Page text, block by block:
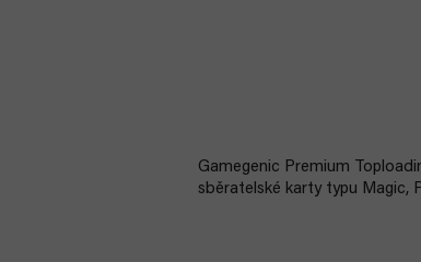
Gamegenic Premium
sběratelské karty typu Magic,